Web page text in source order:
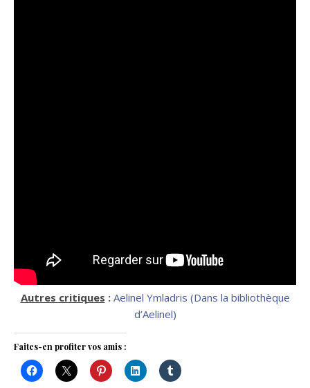
Autres critiques : Aelinel Ymladris (Dans la bibliothèque
d’Aelinel)
Faites-en profiter vos amis :